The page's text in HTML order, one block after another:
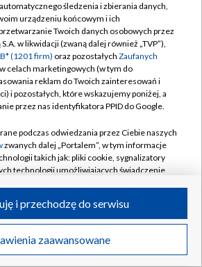
TVP
TVP
Cyfrowa
Regulamin TVP
Polityka prywatności
Moje zgody
Pomoc
Kontakt
Kanały
Polska S.A. w likwidacji
śledzenia i zbierania danych,
urządzeniu końcowym i ich
Twoich danych osobowych przez
w likwidacji (zwaną dalej również „TVP”),
(1201 firm) oraz pozostałych Zaufanych
celach marketingowych (w tym do
reklam do Twoich zainteresowań i
i pozostałych, które wskazujemy poniżej, a
przez nas identyfikatora PPID do Google.
podczas odwiedzania przez Ciebie naszych
zwanych dalej „Portalem”, w tym informacje
takich jak: pliki cookie, sygnalizatory
technologii umożliwiających świadczenie
podczas odwiedzania przez Ciebie
na Portalu, takie jak adresy IP, identyfikatory
zaawansowane
i przechodzę do serwisu